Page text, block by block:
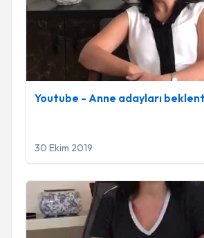
Youtube - Anne adayları
30 Ekim 2019
Youtube - Hangi bitki çayları